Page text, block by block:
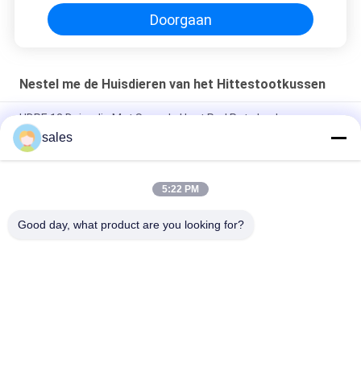
Doorgaan
Nestel me de Huisdieren van het Hittestootkussen
HDPE 12 Duim die Mat Snuggle Heat Pad Pets koelen
De Zijde van het 11,81 Duimijs het Zelf nestelt Koelen zich de
Huisdieren van het Hittestootkussen
De niet Giftige Zachte Vacht 8 Duim nestelt zich de Huisdieren
sales
5:22 PM
Good day, what product are you looking for?